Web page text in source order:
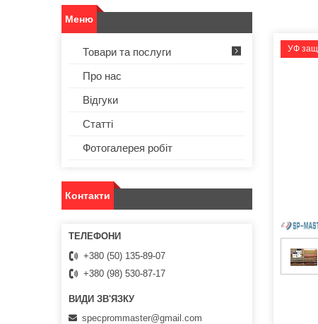
УФ
Товари та послуги
Про нас
Відгуки
Статті
Фотогалерея робіт
Контакти
+380 (50) 135-89-07
+380 (98) 530-87-17
specprommaster@gmail.com